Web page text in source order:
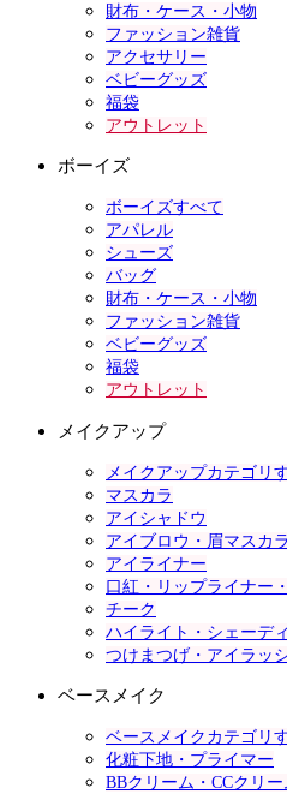
財布・ケース・小物
ファッション雑貨
アクセサリー
ベビーグッズ
福袋
アウトレット
ボーイズ
ボーイズすべて
アパレル
シューズ
バッグ
財布・ケース・小物
ファッション雑貨
ベビーグッズ
福袋
アウトレット
メイクアップ
メイクアップカテゴリ
マスカラ
アイシャドウ
アイブロウ・眉マスカラ
アイライナー
口紅・リップライナー
チーク
ハイライト・シェーデ
つけまつげ・アイラッ
ベースメイク
ベースメイクカテゴリ
化粧下地・プライマー
BBクリーム・CCクリー